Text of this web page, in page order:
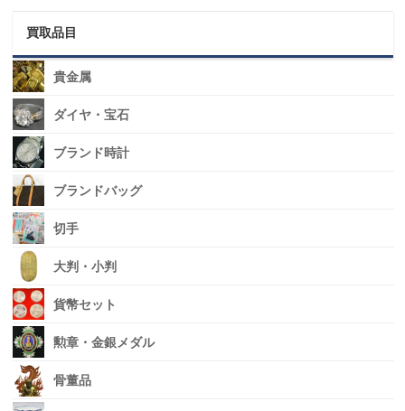
買取品目
貴金属
ダイヤ・宝石
ブランド時計
ブランドバッグ
切手
大判・小判
貨幣セット
勲章・金銀メダル
骨董品